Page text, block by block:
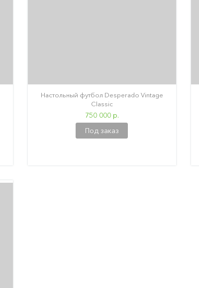
Настольный футбол Desperado Vintage
Classic
750 000 р.
Под заказ